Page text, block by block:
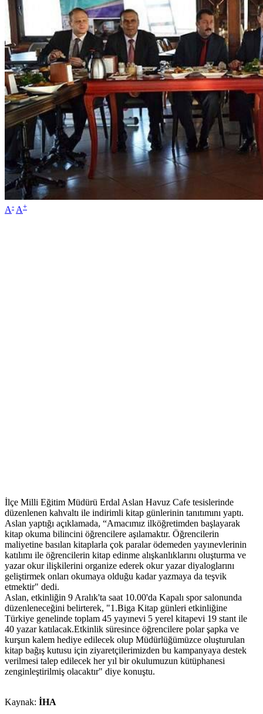
A- A+
İlçe Milli Eğitim Müdürü Erdal Aslan Havuz Cafe tesislerinde
düzenlenen kahvaltı ile indirimli kitap günlerinin tanıtımını yaptı.
Aslan yaptığı açıklamada, “Amacımız ilköğretimden başlayarak
kitap okuma bilincini öğrencilere aşılamaktır. Öğrencilerin
maliyetine basılan kitaplarla çok paralar ödemeden yayınevlerinin
katılımı ile öğrencilerin kitap edinme alışkanlıklarını oluşturma ve
yazar okur ilişkilerini organize ederek okur yazar diyaloglarını
geliştirmek onları okumaya olduğu kadar yazmaya da teşvik
etmektir" dedi.
Aslan, etkinliğin 9 Aralık'ta saat 10.00'da Kapalı spor salonunda
düzenleneceğini belirterek, "1.Biga Kitap günleri etkinliğine
Türkiye genelinde toplam 45 yayınevi 5 yerel kitapevi 19 stant ile
40 yazar katılacak.Etkinlik süresince öğrencilere polar şapka ve
kurşun kalem hediye edilecek olup Müdürlüğümüzce oluşturulan
kitap bağış kutusu için ziyaretçilerimizden bu kampanyaya destek
verilmesi talep edilecek her yıl bir okulumuzun kütüphanesi
zenginleştirilmiş olacaktır" diye konuştu.
Kaynak: İHA